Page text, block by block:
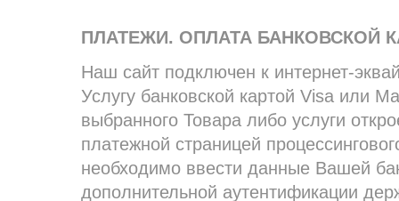
ПЛАТЕЖИ. ОПЛАТА БАНКОВСКОЙ
Наш сайт подключен к интернет-
Услугу банковской картой Visa или
выбранного Товара либо услуги
платежной страницей
необходимо ввести данные Вашей
дополнительной аутентификации